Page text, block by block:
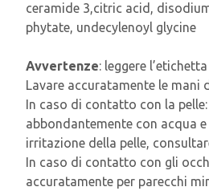
ceramide 3,citric acid,
phytate, undecylenoyl glycine
Avvertenze: leggere
Lavare accuratamente le mani
In caso di contatto con la
abbondantemente con acqua
irritazione della pelle,
In caso di contatto con gli
accuratamente per parecchi